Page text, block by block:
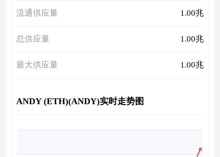
流通供应量 1.00兆
总供应量 1.00兆
最大供应量 1.00兆
ANDY (ETH)(ANDY)实时走势图